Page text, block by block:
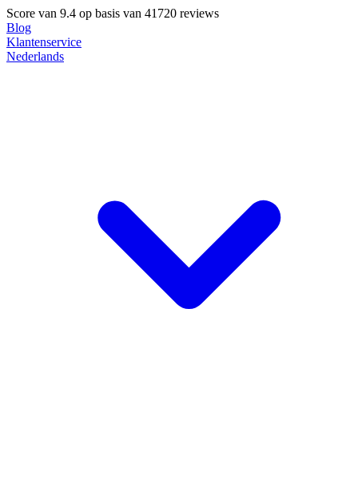
Score van 9.4 op basis van 41720 reviews
Blog
Klantenservice
Nederlands